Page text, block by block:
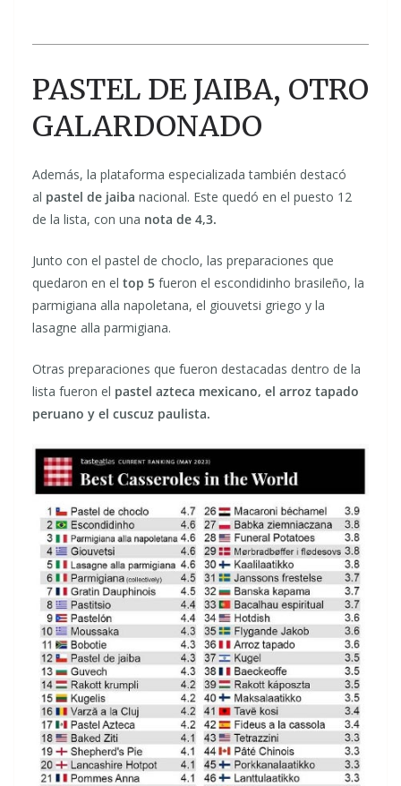
PASTEL DE JAIBA, OTRO
GALARDONADO
Además, la plataforma especializada también destacó
al pastel de jaiba nacional. Este quedó en el puesto 12
de la lista, con una nota de 4,3.
Junto con el pastel de choclo, las preparaciones que
quedaron en el top 5 fueron el escondidinho brasileño, la
parmigiana alla napoletana, el giouvetsi griego y la
lasagne alla parmigiana.
Otras preparaciones que fueron destacadas dentro de la
lista fueron el pastel azteca mexicano, el arroz tapado
peruano y el cuscuz paulista.